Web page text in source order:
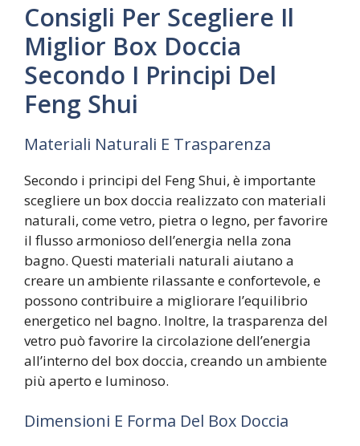
Consigli Per Scegliere Il
Miglior Box Doccia
Secondo I Principi Del
Feng Shui
Materiali Naturali E Trasparenza
Secondo i principi del Feng Shui, è importante
scegliere un box doccia realizzato con materiali
naturali, come vetro, pietra o legno, per favorire
il flusso armonioso dell’energia nella zona
bagno. Questi materiali naturali aiutano a
creare un ambiente rilassante e confortevole, e
possono contribuire a migliorare l’equilibrio
energetico nel bagno. Inoltre, la trasparenza del
vetro può favorire la circolazione dell’energia
all’interno del box doccia, creando un ambiente
più aperto e luminoso.
Dimensioni E Forma Del Box Doccia